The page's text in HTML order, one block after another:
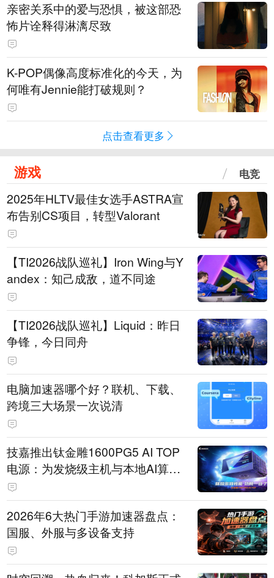
亲密关系中的爱与恐惧，被这部恐
怖片诠释得淋漓尽致
K-POP偶像高度标准化的今天，为
何唯有Jennie能打破规则？
点击查看更多
游戏 电竞
2025年HLTV最佳女选手ASTRA宣
布告别CS项目，转型Valorant
【TI2026战队巡礼】Iron Wing与Y
andex：知己成敌，道不同途
【TI2026战队巡礼】Liquid：昨日
争锋，今日同舟
电脑加速器哪个好？联机、下载、
跨境三大场景一次说清
技嘉推出钛金雕1600PG5 AI TOP
电源：为发烧级主机与本地AI算力
打造旗舰供电方案
2026年6大热门手游加速器盘点：
国服、外服与多设备支持